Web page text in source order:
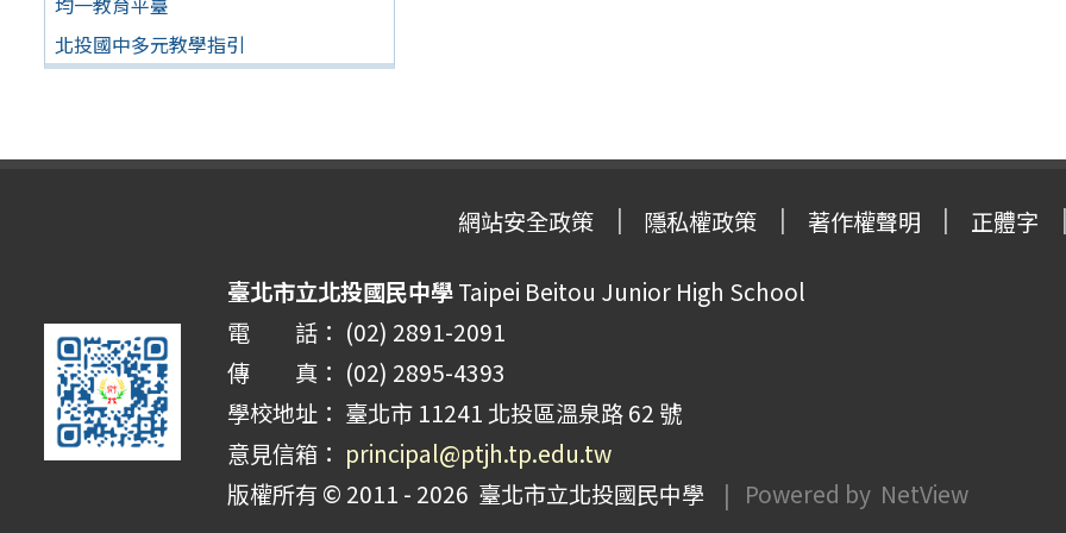
北投國中多元教學指引
網站安全政策 隱私權政策 著作權聲明 正體字
臺北市立北投國民中學Taipei Beitou Junior High School
電 話： (02) 2891-2091
傳 真： (02) 2895-4393
學校地址： 臺北市 11241 北投區溫泉路 62 號
意見信箱： principal@ptjh.tp.edu.tw
版權所有 © 2011 - 2026 臺北市立北投國民中學 | Powered by NetView